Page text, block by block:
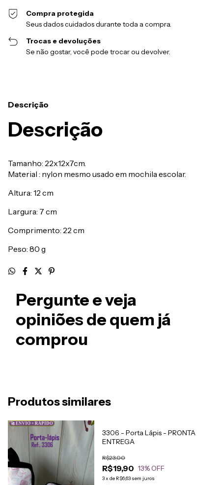
Compra protegida
Seus dados cuidados durante toda a compra.
Trocas e devoluções
Se não gostar, você pode trocar ou devolver.
Descrição
Descrição
Tamanho: 22x12x7cm.
Material : nylon mesmo usado em mochila escolar.
Altura: 12 cm
Largura: 7 cm
Comprimento: 22 cm
Peso: 80 g
Pergunte e veja
opiniões de quem já
comprou
Produtos similares
🚀 ENVIO + RÁPIDO
3306 - Porta Lápis - PRONTA
ENTREGA
R$19,90
R$23,00
13% OFF
3x de R$6,63 sem juros